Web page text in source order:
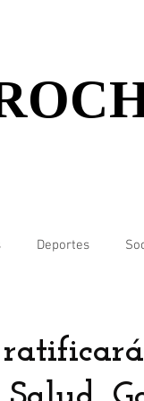
Deportes